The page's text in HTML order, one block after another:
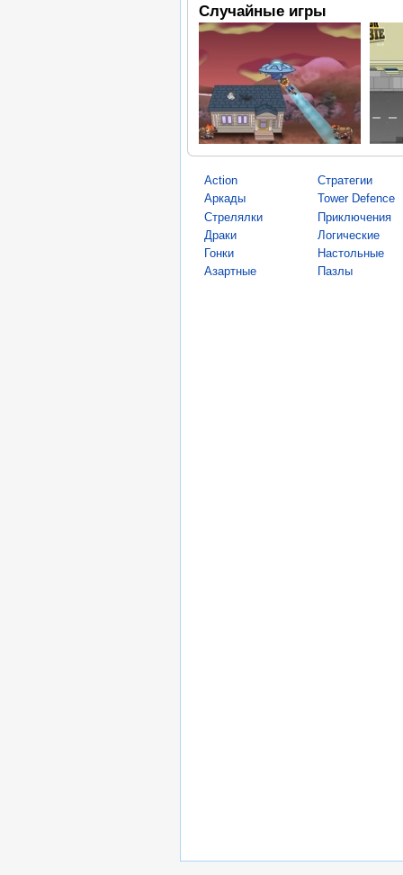
Случайные игры
Action
Аркады
Стрелялки
Драки
Гонки
Азартные
Стратегии
Tower Defence
Приключения
Логические
Настольные
Пазлы